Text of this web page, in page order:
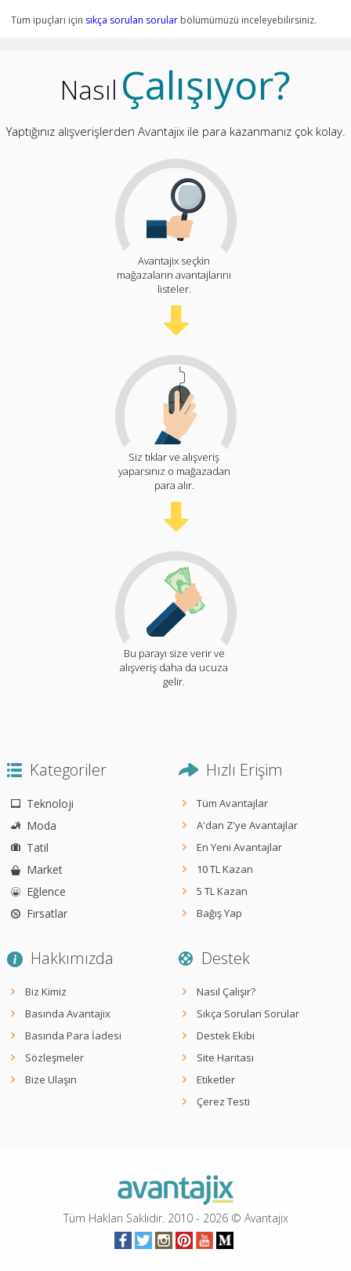
Tüm ipuçları için sıkça sorulan sorularbölümümüzü inceleyebilirsiniz.
Nasıl Çalışıyor?
Yaptığınız alışverişlerden Avantajix ile para kazanmanız çok kolay.
Avantajix seçkin
mağazaların avantajlarını
listeler.
Siz tıklar ve alışveriş
yaparsınız o mağazadan
para alır.
Bu parayı size verir ve
alışveriş daha da ucuza
gelir.
Kategoriler
Teknoloji
Moda
Tatil
Market
Eğlence
Fırsatlar
Hızlı Erişim
Tüm Avantajlar
A'dan Z'ye Avantajlar
En Yeni Avantajlar
10 TL Kazan
5 TL Kazan
Bağış Yap
Hakkımızda
Biz Kimiz
Basında Avantajix
Basında Para İadesi
Sözleşmeler
Bize Ulaşın
Destek
Nasıl Çalışır?
Sıkça Sorulan Sorular
Destek Ekibi
Site Haritası
Etiketler
Çerez Testi
Tüm Hakları Saklıdır. 2010 - 2026© Avantajix